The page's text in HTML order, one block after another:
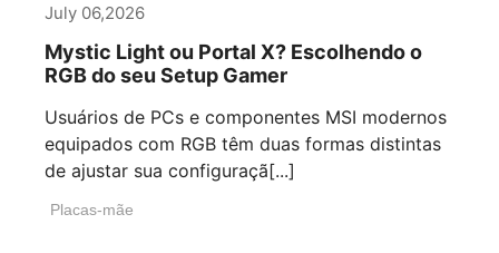
July 06,2026
Mystic Light ou Portal X? Escolhendo o
RGB do seu Setup Gamer
Usuários de PCs e componentes MSI modernos
equipados com RGB têm duas formas distintas
de ajustar sua configuraçã[...]
Placas-mãe